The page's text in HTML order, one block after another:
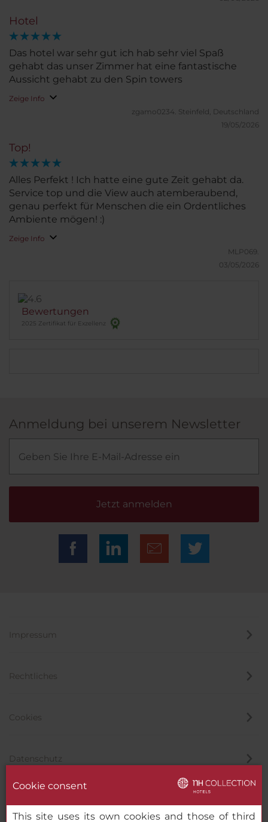
Hotel
Das hotel war sehr gut ich hab sehr viel Spaß
gehabt das unser Zimmer hat eine fantastische
Aussicht gehabt zu den Spin towers
Zeige Info
zgamo0234. Steinfeld, Deutschland
19/05/2026
Top!
Alles Perfekt ! Ich hatte eine gute Zeit gehabt da.
Service top und die View auch atemberaubend,
genau perfekt für Menschen die ein Ordentliches
Ambiente mögen! :)
Zeige Info
MLP069.
03/05/2026
Bewertungen
2025 Zertifikat für Exzellenz
Anmeldung bei unserem Newsletter
Jetzt anmelden
Impressum
Rechtliches
Cookies
Datenschutz
Cookie consent
This site uses its own cookies and those of third